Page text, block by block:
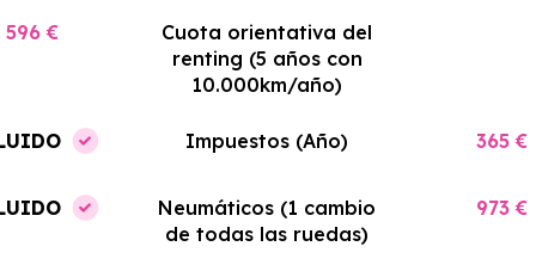
596 €
Cuota orientativa del
renting (5 años con
10.000km/año)
Impuestos (Año) 365 €
Neumáticos (1 cambio
de todas las ruedas)
973 €